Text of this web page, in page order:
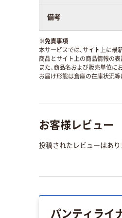
備考
※免責事項
本サービスでは、サイト上に最
商品とサイト上の商品情報の
また、商品名および販売単位に
お届け形態は倉庫の在庫状況
お客様レビュー
投稿されたレビューはあり
パンティライ